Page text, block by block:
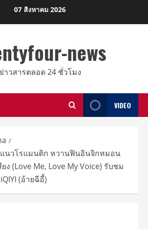
07 สิงหาคม 2026
news
าวสารตลอด 24 ชั่วโมง
VIDEO
นวโรแมนติก หวานฟินอินจิกหมอน
ง (Love Me, Love My Voice) รับชม
(อ้ายฉีอี้)